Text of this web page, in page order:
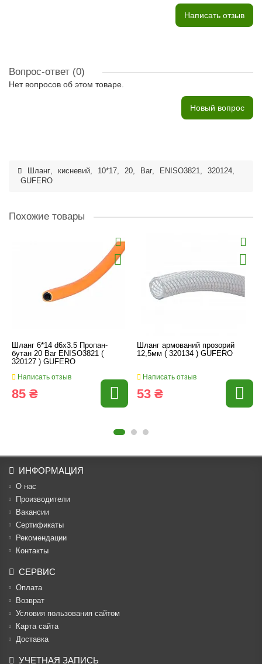
Написать отзыв
Вопрос-ответ (0)
Нет вопросов об этом товаре.
Новый вопрос
Шланг, кисневий, 10*17, 20, Bar, ENISO3821, 320124,
GUFERO
Похожие товары
Шланг 6*14 d6x3.5 Пропан-
бутан 20 Bar ENISO3821 (
320127 ) GUFERO
Написать отзыв
85 ₴
Шланг армований прозорий
12,5мм ( 320134 ) GUFERO
Написать отзыв
53 ₴
ИНФОРМАЦИЯ
О нас
Производители
Вакансии
Cертификаты
Рекомендации
Контакты
СЕРВИС
Оплата
Возврат
Условия пользования сайтом
Карта сайта
Доставка
УЧЕТНАЯ ЗАПИСЬ